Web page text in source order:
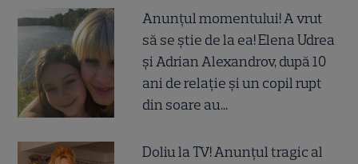
Anunțul momentului! A vrut
să se știe de la ea! Elena Udrea
și Adrian Alexandrov, după 10
ani de relație și un copil rupt
din soare au...
Doliu la TV! Anunțul tragic al